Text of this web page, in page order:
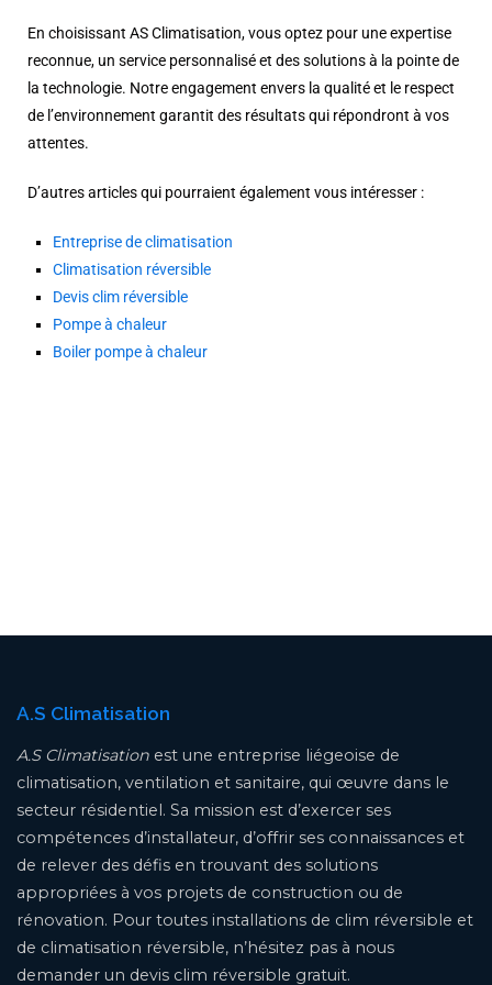
En choisissant AS Climatisation, vous optez pour une expertise
reconnue, un service personnalisé et des solutions à la pointe de
la technologie. Notre engagement envers la qualité et le respect
de l’environnement garantit des résultats qui répondront à vos
attentes.
D’autres articles qui pourraient également vous intéresser :
Entreprise de climatisation
Climatisation réversible
Devis clim réversible
Pompe à chaleur
Boiler pompe à chaleur
A.S Climatisation
A.S Climatisation est une entreprise liégeoise de
climatisation, ventilation et sanitaire, qui œuvre dans le
secteur résidentiel. Sa mission est d’exercer ses
compétences d’installateur, d’offrir ses connaissances et
de relever des défis en trouvant des solutions
appropriées à vos projets de construction ou de
rénovation. Pour toutes installations de clim réversible et
de climatisation réversible, n’hésitez pas à nous
demander un devis clim réversible gratuit.